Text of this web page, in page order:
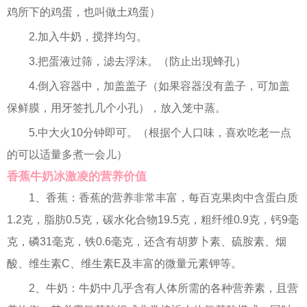
鸡所下的鸡蛋，也叫做土鸡蛋）
2.加入牛奶，搅拌均匀。
3.把蛋液过筛，滤去浮沫。（防止出现蜂孔）
4.倒入容器中，加盖盖子（如果容器没有盖子，可加盖
保鲜膜，用牙签扎几个小孔），放入笼中蒸。
5.中大火10分钟即可。（根据个人口味，喜欢吃老一点
的可以适量多煮一会儿）
香蕉牛奶冰激凌的营养价值
1、香蕉：香蕉的营养非常丰富，每百克果肉中含蛋白质
1.2克，脂肪0.5克，碳水化合物19.5克，粗纤维0.9克，钙9毫
克，磷31毫克，铁0.6毫克，还含有胡萝卜素、硫胺素、烟
酸、维生素C、维生素E及丰富的微量元素钾等。
2、牛奶：牛奶中几乎含有人体所需的各种营养素，且营